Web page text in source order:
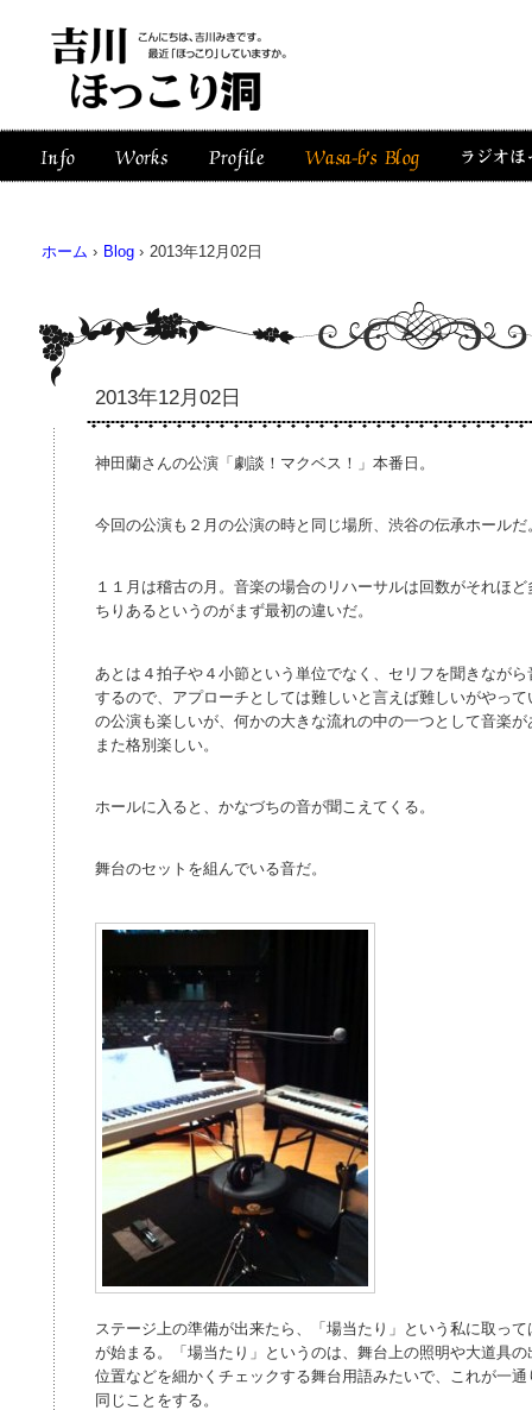
ホーム › Blog › 2013年12月02日
2013年12月02日
神田蘭さんの公演「劇談！マクベス！」本番日。
今回の公演も２月の公演の時と同じ場所、渋谷の伝承ホールだ
１１月は稽古の月。音楽の場合のリハーサルは回数がそれほ
ちりあるというのがまず最初の違いだ。
あとは４拍子や４小節という単位でなく、セリフを聞きなが
するので、アプローチとしては難しいと言えば難しいがやっ
の公演も楽しいが、何かの大きな流れの中の一つとして音楽
また格別楽しい。
ホールに入ると、かなづちの音が聞こえてくる。
舞台のセットを組んでいる音だ。
ステージ上の準備が出来たら、「場当たり」という私に取っ
が始まる。「場当たり」というのは、舞台上の照明や大道具
位置などを細かくチェックする舞台用語みたいで、これが一
同じことをする。